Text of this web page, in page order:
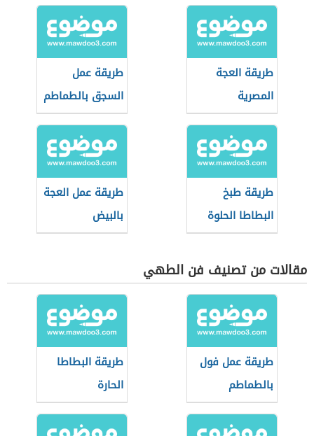
طريقة العجة
المصرية
طريقة عمل
السجق بالطماطم
طريقة طبخ
البطاطا الحلوة
طريقة عمل العجة
بالبيض
مقالات من تصنيف فن الطهي
طريقة عمل فول
بالطماطم
طريقة البطاطا
الحارة